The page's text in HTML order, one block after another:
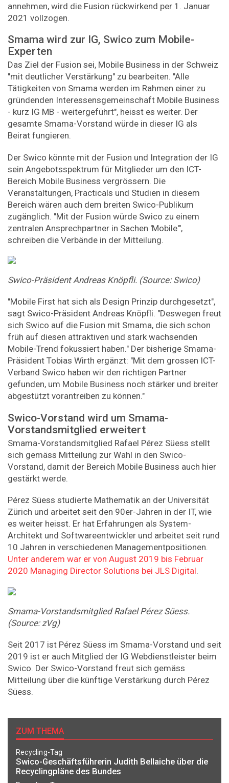
annehmen, wird die Fusion rückwirkend per 1. Januar
2021 vollzogen.
Smama wird zur IG, Swico zum Mobile-
Experten
Das Ziel der Fusion sei, Mobile Business in der Schweiz
"mit deutlicher Verstärkung" zu bearbeiten. "Alle
Tätigkeiten von Smama werden im Rahmen einer zu
gründenden Interessensgemeinschaft Mobile Business
- kurz IG MB - weitergeführt", heisst es weiter. Der
gesamte Smama-Vorstand würde in dieser IG als
Beirat fungieren.
Der Swico könnte mit der Fusion und Integration der IG
sein Angebotsspektrum für Mitglieder um den ICT-
Bereich Mobile Business vergrössern. Die
Veranstaltungen, Practicals und Studien in diesem
Bereich wären auch dem breiten Swico-Publikum
zugänglich. "Mit der Fusion würde Swico zu einem
zentralen Ansprechpartner in Sachen 'Mobile'",
schreiben die Verbände in der Mitteilung.
Swico-Präsident Andreas Knöpfli. (Source: Swico)
"Mobile First hat sich als Design Prinzip durchgesetzt",
sagt Swico-Präsident Andreas Knöpfli. "Deswegen freut
sich Swico auf die Fusion mit Smama, die sich schon
früh auf diesen attraktiven und stark wachsenden
Mobile-Trend fokussiert haben." Der bisherige Smama-
Präsident Tobias Wirth ergänzt: "Mit dem grossen ICT-
Verband Swico haben wir den richtigen Partner
gefunden, um Mobile Business noch stärker und breiter
abgestützt vorantreiben zu können."
Swico-Vorstand wird um Smama-
Vorstandsmitglied erweitert
Smama-Vorstandsmitglied Rafael Pérez Süess stellt
sich gemäss Mitteilung zur Wahl in den Swico-
Vorstand, damit der Bereich Mobile Business auch hier
gestärkt werde.
Pérez Süess studierte Mathematik an der Universität
Zürich und arbeitet seit den 90er-Jahren in der IT, wie
es weiter heisst. Er hat Erfahrungen als System-
Architekt und Softwareentwickler und arbeitet seit rund
10 Jahren in verschiedenen Managementpositionen.
Unter anderem war er von August 2019 bis Februar
2020 Managing Director Solutions bei JLS Digital.
Smama-Vorstandsmitglied Rafael Pérez Süess.
(Source: zVg)
Seit 2017 ist Pérez Süess im Smama-Vorstand und seit
2019 ist er auch Mitglied der IG Webdienstleister beim
Swico. Der Swico-Vorstand freut sich gemäss
Mitteilung über die künftige Verstärkung durch Pérez
Süess.
ZUM THEMA
Recycling-Tag
Swico-Geschäftsführerin Judith Bellaiche über die
Recyclingpläne des Bundes